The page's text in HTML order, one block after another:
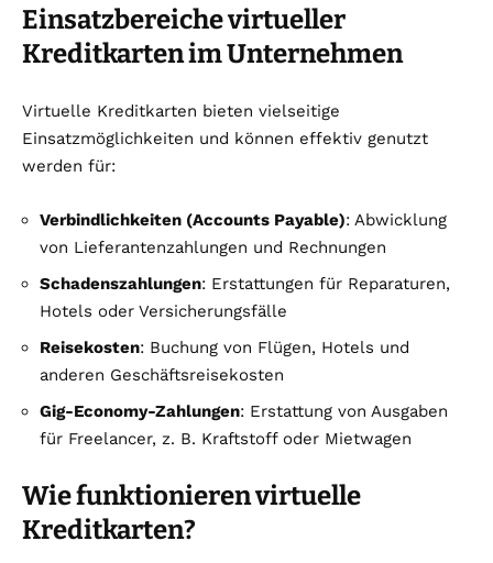
Einsatzbereiche virtueller
Kreditkarten im Unternehmen
Virtuelle Kreditkarten bieten vielseitige
Einsatzmöglichkeiten und können effektiv genutzt
werden für:
Verbindlichkeiten (Accounts Payable): Abwicklung
von Lieferantenzahlungen und Rechnungen
Schadenszahlungen: Erstattungen für Reparaturen,
Hotels oder Versicherungsfälle
Reisekosten: Buchung von Flügen, Hotels und
anderen Geschäftsreisekosten
Gig-Economy-Zahlungen: Erstattung von Ausgaben
für Freelancer, z. B. Kraftstoff oder Mietwagen
Wie funktionieren virtuelle
Kreditkarten?